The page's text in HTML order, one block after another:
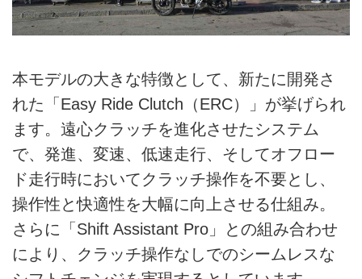
本モデルの大きな特徴として、新たに開発さ
れた「Easy Ride Clutch（ERC）」が挙げられ
ます。遠心クラッチを進化させたシステム
で、発進、変速、低速走行、そしてオフロー
ド走行時においてクラッチ操作を不要とし、
操作性と快適性を大幅に向上させる仕組み。
さらに「Shift Assistant Pro」との組み合わせ
により、クラッチ操作なしでのシームレスな